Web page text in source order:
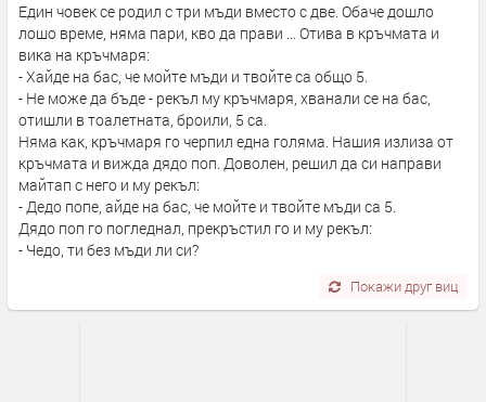
Един човек се родил с три мъди вместо с две. Обаче дошло
лошо време, няма пари, кво да прави ... Отива в кръчмата и
вика на кръчмаря:
- Хайде на бас, че мойте мъди и твойте са общо 5.
- Не може да бъде - рекъл му кръчмаря, хванали се на бас,
отишли в тоалетната, броили, 5 са.
Няма как, кръчмаря го черпил една голяма. Нашия излиза от
кръчмата и вижда дядо поп. Доволен, решил да си направи
майтап с него и му рекъл:
- Дедо попе, айде на бас, че мойте и твойте мъди са 5.
Дядо поп го погледнал, прекръстил го и му рекъл:
- Чедо, ти без мъди ли си?
Покажи друг виц